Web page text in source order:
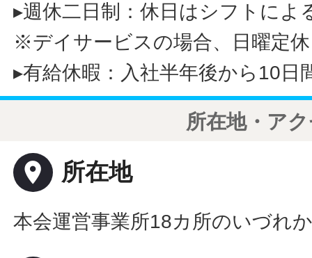
▸週休二日制：休日はシフトによ
※デイサービスの場合、日曜定
▸有給休暇：入社半年後から10日
所在地・ア
place 所在地
本会運営事業所18カ所のいづれ